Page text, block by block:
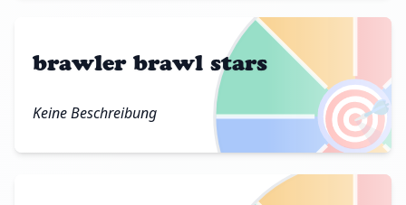
🎯
brawler brawl stars
Keine Beschreibung